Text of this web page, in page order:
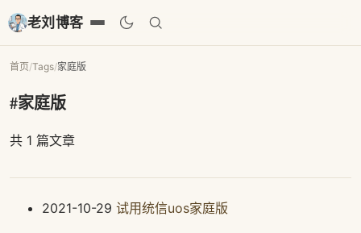
老刘博客
首页/Tags/家庭版
#家庭版
共 1 篇文章
2021-10-29 试用统信uos家庭版